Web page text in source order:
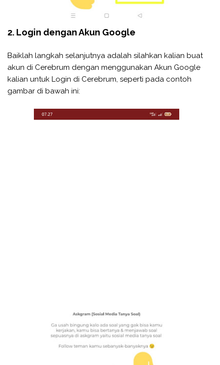
2. Login dengan Akun Google
Baiklah langkah selanjutnya adalah silahkan kalian buat
akun di Cerebrum dengan menggunakan Akun Google
kalian untuk Login di Cerebrum, seperti pada contoh
gambar di bawah ini: